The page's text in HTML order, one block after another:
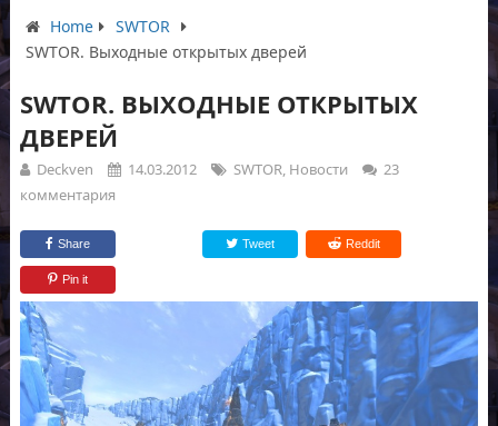
Home
SWTOR
SWTOR. Выходные открытых дверей
SWTOR. ВЫХОДНЫЕ ОТКРЫТЫХ
ДВЕРЕЙ
Deckven 14.03.2012 SWTOR Новости
23
комментария
Share Tweet Reddit
Pin it